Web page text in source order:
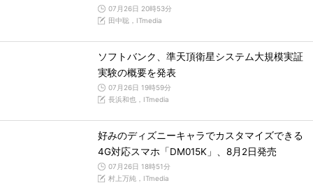
07月26日 20時53分
田中聡，ITmedia
ソフトバンク、準天頂衛星システム大規模実証
実験の概要を発表
07月26日 19時59分
長浜和也，ITmedia
好みのディズニーキャラでカスタマイズできる
4G対応スマホ「DM015K」、8月2日発売
07月26日 18時51分
村上万純，ITmedia